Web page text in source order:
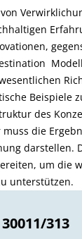

Beispiele
des
die
darstellen.
um die
unterstützen.
313